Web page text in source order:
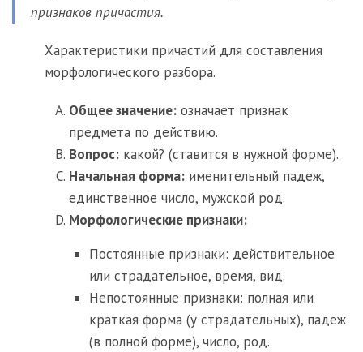
признаков причастия.
Характеристики причастий для составления
морфологического разбора.
Общее значение: означает признак
предмета по действию.
Вопрос: какой? (ставится в нужной форме).
Начальная форма: именительный падеж,
единственное число, мужской род.
Морфологические признаки:
Постоянные признаки: действительное
или страдательное, время, вид.
Непостоянные признаки: полная или
краткая форма (у страдательных), падеж
(в полной форме), число, род.